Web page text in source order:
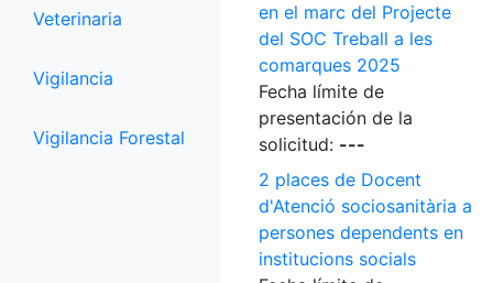
Veterinaria
Vigilancia
Vigilancia Forestal
en el marc del Projecte
del SOC Treball a les
comarques 2025
Fecha límite de
presentación de la
solicitud: ---
2 places de Docent
d'Atenció sociosanitària a
persones dependents en
institucions socials